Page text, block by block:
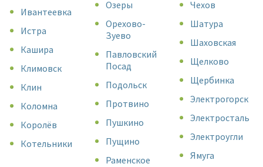
Ивантеевка
Истра
Кашира
Климовск
Клин
Коломна
Королёв
Котельники
Озеры
Орехово-
Зуево
Павловский
Посад
Подольск
Протвино
Пушкино
Пущино
Раменское
Чехов
Шатура
Шаховская
Щелково
Щербинка
Электрогорск
Электросталь
Электроугли
Ямуга